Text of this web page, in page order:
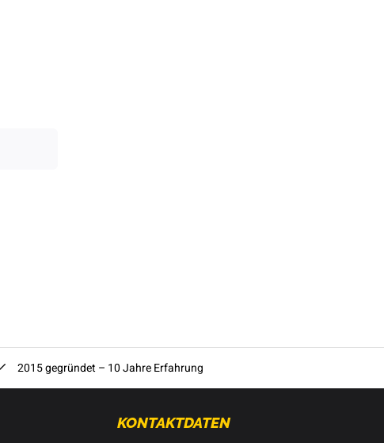
2015 gegründet – 10 Jahre Erfahrung
KONTAKTDATEN